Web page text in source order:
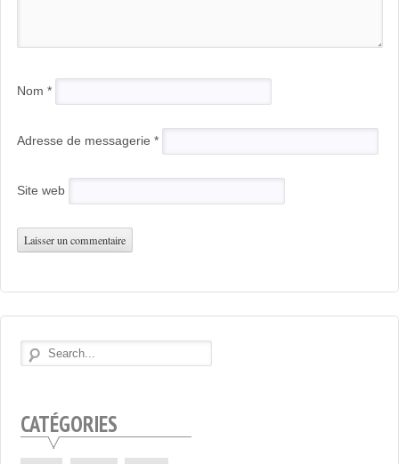
Nom *
Adresse de messagerie *
Site web
CATÉGORIES